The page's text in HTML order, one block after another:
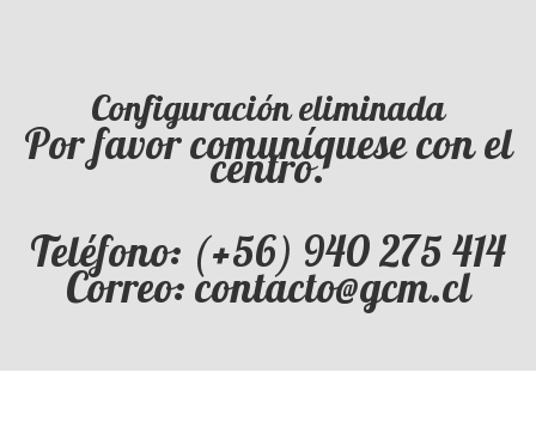
Configuración eliminada
Por favor comuníquese con el
centro.
Teléfono: (+56) 940 275 414
Correo: contacto@gcm.cl